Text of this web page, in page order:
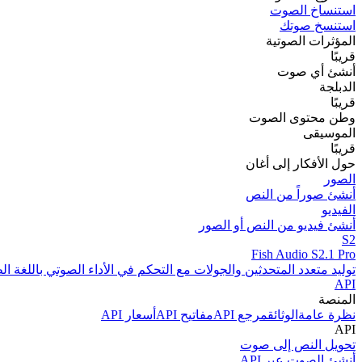
استنساخ الصوت
استنسخ صوتك
المؤثرات الصوتية
قريبًا
أنشئ أي صوت
الدبلجة
قريبًا
وطن محتوى الصوت
الموسيقى
قريبًا
حول الأفكار إلى أغان
الصور
أنشئ صوراً من النص
الفيديو
أنشئ فيديو من النص أو الصور
S2
Fish Audio S2.1 Pro
توليد متعدد المتحدثين والجولات مع التحكم في الأداء الصوتي باللغة
API
المنصة
نظرة عامة الوثائقمرجع API مفاتيح API
أسعار API
API
تحويل النص إلى صوت